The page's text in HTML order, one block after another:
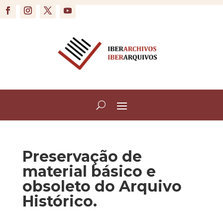
Preservação de
material básico e
obsoleto do Arquivo
Histórico.